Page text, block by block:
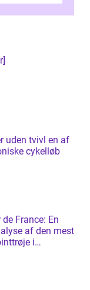
uden tvivl en af
cykelløb
France: En
af den mest
i